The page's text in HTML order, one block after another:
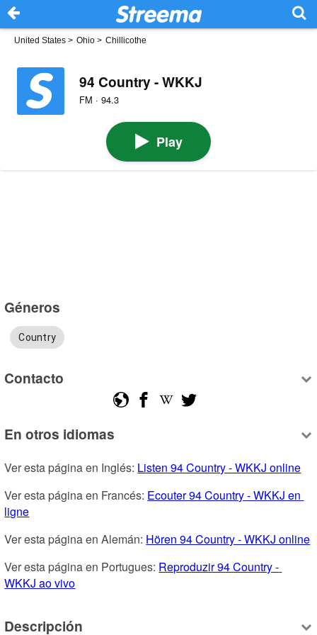
United States > Ohio > Chillicothe
94 Country - WKKJ
FM · 94.3
Play
Géneros
Country
Contacto
En otros idiomas
Ver esta página en Inglés: Listen 94 Country - WKKJ online
Ver esta página en Francés: Ecouter 94 Country - WKKJ en
ligne
Ver esta página en Alemán: Hören 94 Country - WKKJ online
Ver esta página en Portugues: Reproduzir 94 Country -
WKKJ ao vivo
Descripción